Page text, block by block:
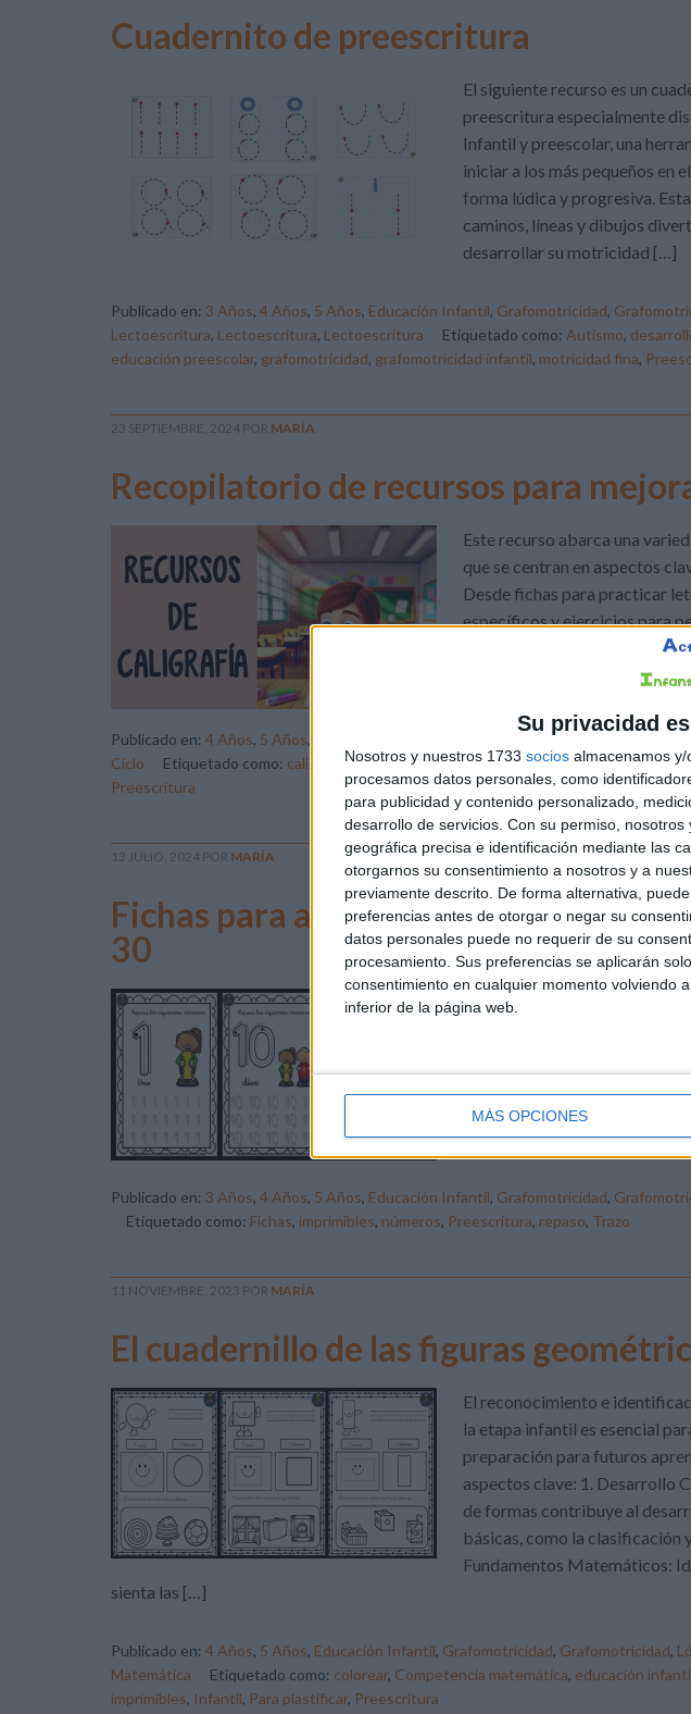
Su privacidad
Nosotros y nuestros 1733 socios almacenamos
procesamos datos personales, como
para publicidad y contenido personalizado,
desarrollo de servicios. Con su permiso, nosotros
geográfica precisa e identificación mediante las
otorgarnos su consentimiento a nosotros y a
previamente descrito. De forma alternativa,
preferencias antes de otorgar o negar su
datos personales puede no requerir de su
procesamiento. Sus preferencias se aplicarán
consentimiento en cualquier momento volviendo
inferior de la página web.
MÁS OPCIONES
Cuadernito de preescritura
El siguiente recurso es un
preescritura especialmente
Infantil y preescolar, una
iniciar a los más pequeños en
forma lúdica y progresiva.
caminos, líneas y dibujos
desarrollar su motricidad […]
Publicado en: 3 Años, 4 Años, 5 Años, Educación Infantil, Grafomotricidad,
Lectoescritura, Lectoescritura, Lectoescritura Etiquetado como: Autismo,
educación preescolar, grafomotricidad, grafomotricidad infantil, motricidad fina,
23 SEPTIEMBRE, 2024 POR MARÍA
Recopilatorio de recursos para
Este recurso abarca una
que se centran en aspectos
Desde fichas para practicar
específicos y ejercicios para
mano, este conjunto está
los niveles más básicos hasta
Publicado en: 4 Años, 5 Años, Educación Primaria
Ciclo
Etiquetado como: caligrafía,colección de fichas, educación infantil,educación
Preescritura
13 JULIO, 2024 POR MARÍA
Fichas para aprender el trazo de los
30
Nuestro recurso ofrece una
educativas. El trazo correcto
fundamental que los niños
Publicado en: 3 Años, 4 Años, 5 Años, Educación Infantil, Grafomotricidad,
Etiquetado como: Fichas, imprimibles, números, Preescritura, repaso, Trazo
11 NOVIEMBRE, 2023 POR MARÍA
El cuadernillo de las figuras
El reconocimiento e
la etapa infantil es esencial
preparación para futuros
aspectos clave: 1. Desarrollo
de formas contribuye al
básicas, como la clasificación
Fundamentos Matemáticos:
sienta las […]
Publicado en: 4 Años, 5 Años, Educación Infantil, Grafomotricidad, Grafomotricidad,
Matemática
Etiquetado como: colorear, Competencia matemática, educación
imprimibles, Infantil, Para plastificar, Preescritura